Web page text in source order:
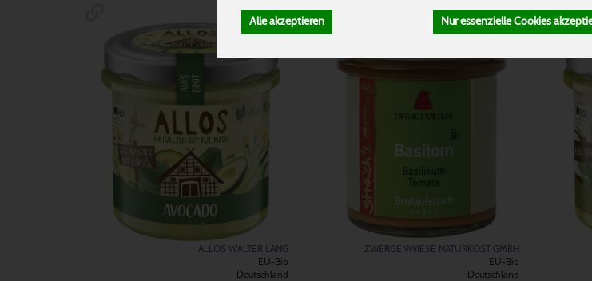
Alle akzeptieren Nur essenzielle Cookies
ALLOS WALTER LANG
EU-Bio
Deutschland
ZWERGENWIESE NATURKOST GMBH
EU-Bio
Deutschland